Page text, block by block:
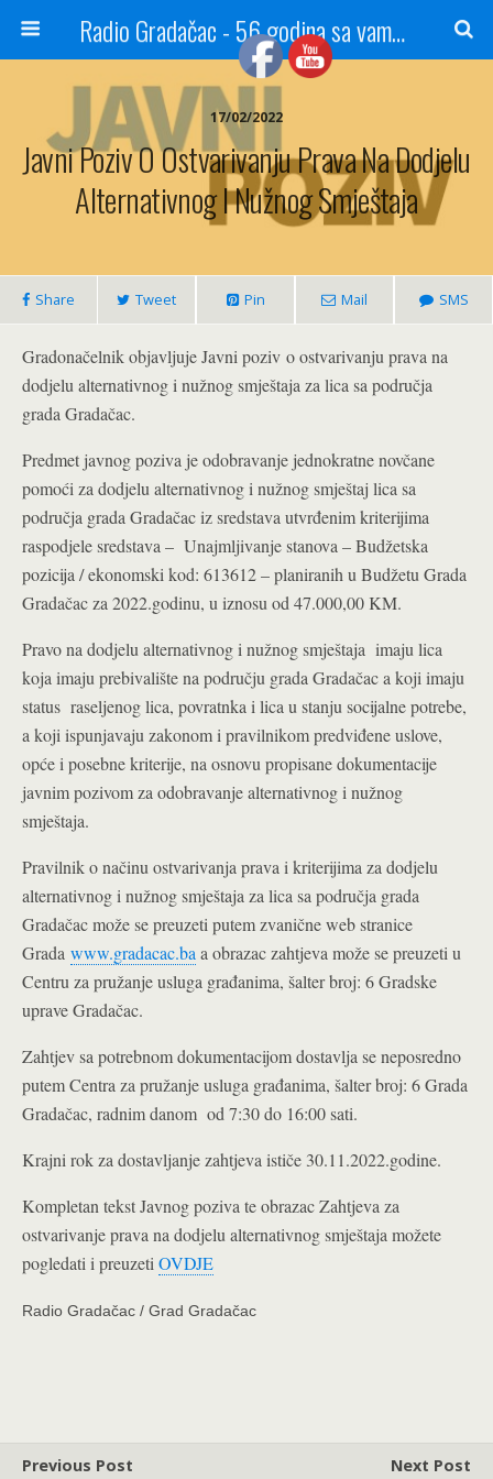
Radio Gradačac - 56 godina sa vama...
17/02/2022
Javni Poziv O Ostvarivanju Prava Na Dodjelu
Alternativnog I Nužnog Smještaja
Share Tweet Pin Mail SMS
Gradonačelnik objavljuje Javni poziv o ostvarivanju prava na
dodjelu alternativnog i nužnog smještaja za lica sa područja
grada Gradačac.
Predmet javnog poziva je odobravanje jednokratne novčane
pomoći za dodjelu alternativnog i nužnog smještaj lica sa
područja grada Gradačac iz sredstava utvrđenim kriterijima
raspodjele sredstava – Unajmljivanje stanova – Budžetska
pozicija / ekonomski kod: 613612 – planiranih u Budžetu Grada
Gradačac za 2022.godinu, u iznosu od 47.000,00 KM.
Pravo na dodjelu alternativnog i nužnog smještaja imaju lica
koja imaju prebivalište na području grada Gradačac a koji imaju
status raseljenog lica, povratnka i lica u stanju socijalne potrebe,
a koji ispunjavaju zakonom i pravilnikom predviđene uslove,
opće i posebne kriterije, na osnovu propisane dokumentacije
javnim pozivom za odobravanje alternativnog i nužnog
smještaja.
Pravilnik o načinu ostvarivanja prava i kriterijima za dodjelu
alternativnog i nužnog smještaja za lica sa područja grada
Gradačac može se preuzeti putem zvanične web stranice
Grada www.gradacac.ba a obrazac zahtjeva može se preuzeti u
Centru za pružanje usluga građanima, šalter broj: 6 Gradske
uprave Gradačac.
Zahtjev sa potrebnom dokumentacijom dostavlja se neposredno
putem Centra za pružanje usluga građanima, šalter broj: 6 Grada
Gradačac, radnim danom od 7:30 do 16:00 sati.
Krajni rok za dostavljanje zahtjeva ističe 30.11.2022.godine.
Kompletan tekst Javnog poziva te obrazac Zahtjeva za
ostvarivanje prava na dodjelu alternativnog smještaja možete
pogledati i preuzeti OVDJE
Radio Gradačac / Grad Gradačac
Previous Post Next Post